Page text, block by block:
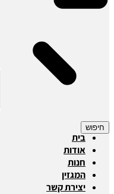
חיפוש
בית
אודות
חנות
המגזין
יצירת קשר